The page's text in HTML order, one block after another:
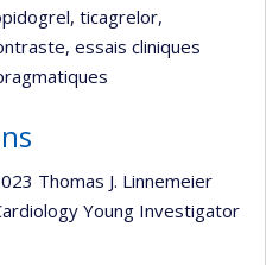
ticagrelor,
essais cliniques
Thomas J. Linnemeier
Young Investigator